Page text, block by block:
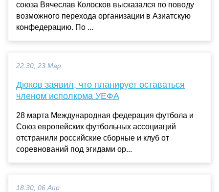
союза Вячеслав Колосков высказался по поводу
возможного перехода организации в Азиатскую
конфедерацию. По ...
22:30, 23 Мар
Дюков заявил, что планирует оставаться
членом исполкома УЕФА
28 марта Международная федерация футбола и
Союз европейских футбольных ассоциаций
отстранили российские сборные и клуб от
соревнований под эгидами ор...
18:30, 06 Апр